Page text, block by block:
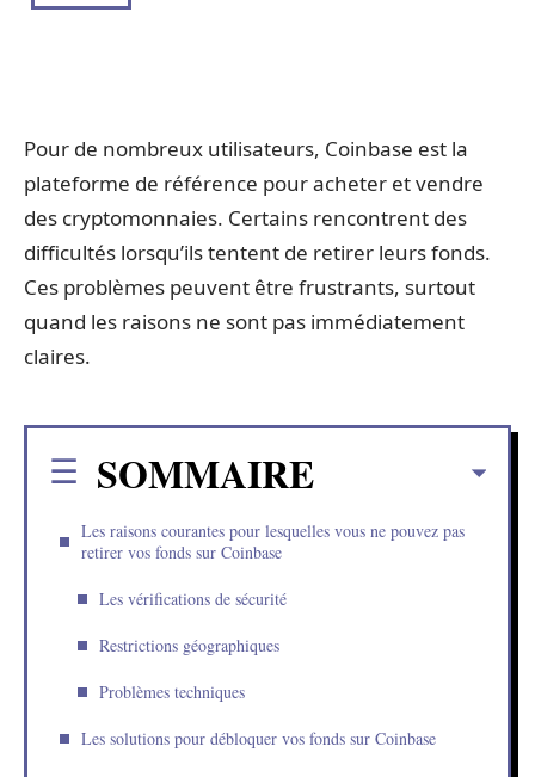
Pour de nombreux utilisateurs, Coinbase est la
plateforme de référence pour acheter et vendre
des cryptomonnaies. Certains rencontrent des
difficultés lorsqu’ils tentent de retirer leurs fonds.
Ces problèmes peuvent être frustrants, surtout
quand les raisons ne sont pas immédiatement
claires.
SOMMAIRE
Les raisons courantes pour lesquelles vous ne pouvez pas
retirer vos fonds sur Coinbase
Les vérifications de sécurité
Restrictions géographiques
Problèmes techniques
Les solutions pour débloquer vos fonds sur Coinbase